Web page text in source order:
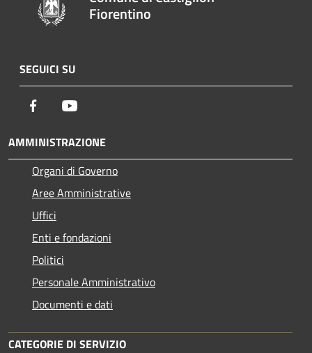
Fiorentino
SEGUICI SU
Facebook
AMMINISTRAZIONE
Organi di Governo
Aree Amministrative
Uffici
Enti e fondazioni
Politici
Personale Amministrativo
Documenti e dati
CATEGORIE DI SERVIZIO